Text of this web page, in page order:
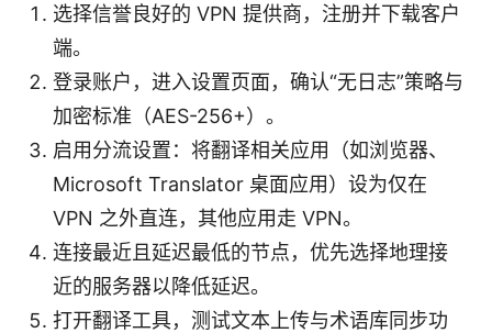
选择信誉良好的 VPN 提供商，注册并下载客户
端。
登录账户，进入设置页面，确认“无日志”策略与
加密标准（AES-256+）。
启用分流设置：将翻译相关应用（如浏览器、
Microsoft Translator 桌面应用）设为仅在
VPN 之外直连，其他应用走 VPN。
连接最近且延迟最低的节点，优先选择地理接
近的服务器以降低延迟。
打开翻译工具，测试文本上传与术语库同步功